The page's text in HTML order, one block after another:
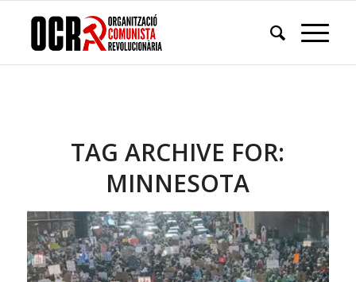
TAG ARCHIVE FOR:
MINNESOTA